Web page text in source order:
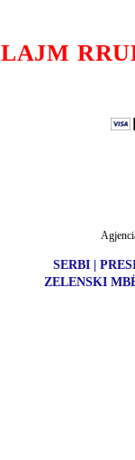
LAJM
SERBI |
ZELENSKI